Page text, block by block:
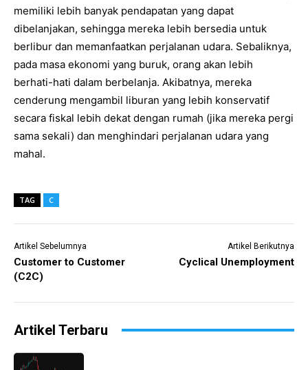
memiliki lebih banyak pendapatan yang dapat
dibelanjakan, sehingga mereka lebih bersedia untuk
berlibur dan memanfaatkan perjalanan udara. Sebaliknya,
pada masa ekonomi yang buruk, orang akan lebih
berhati-hati dalam berbelanja. Akibatnya, mereka
cenderung mengambil liburan yang lebih konservatif
secara fiskal lebih dekat dengan rumah (jika mereka pergi
sama sekali) dan menghindari perjalanan udara yang
mahal.
TAG C
Artikel Sebelumnya
Customer to Customer
(C2C)
Artikel Berikutnya
Cyclical Unemployment
Artikel Terbaru